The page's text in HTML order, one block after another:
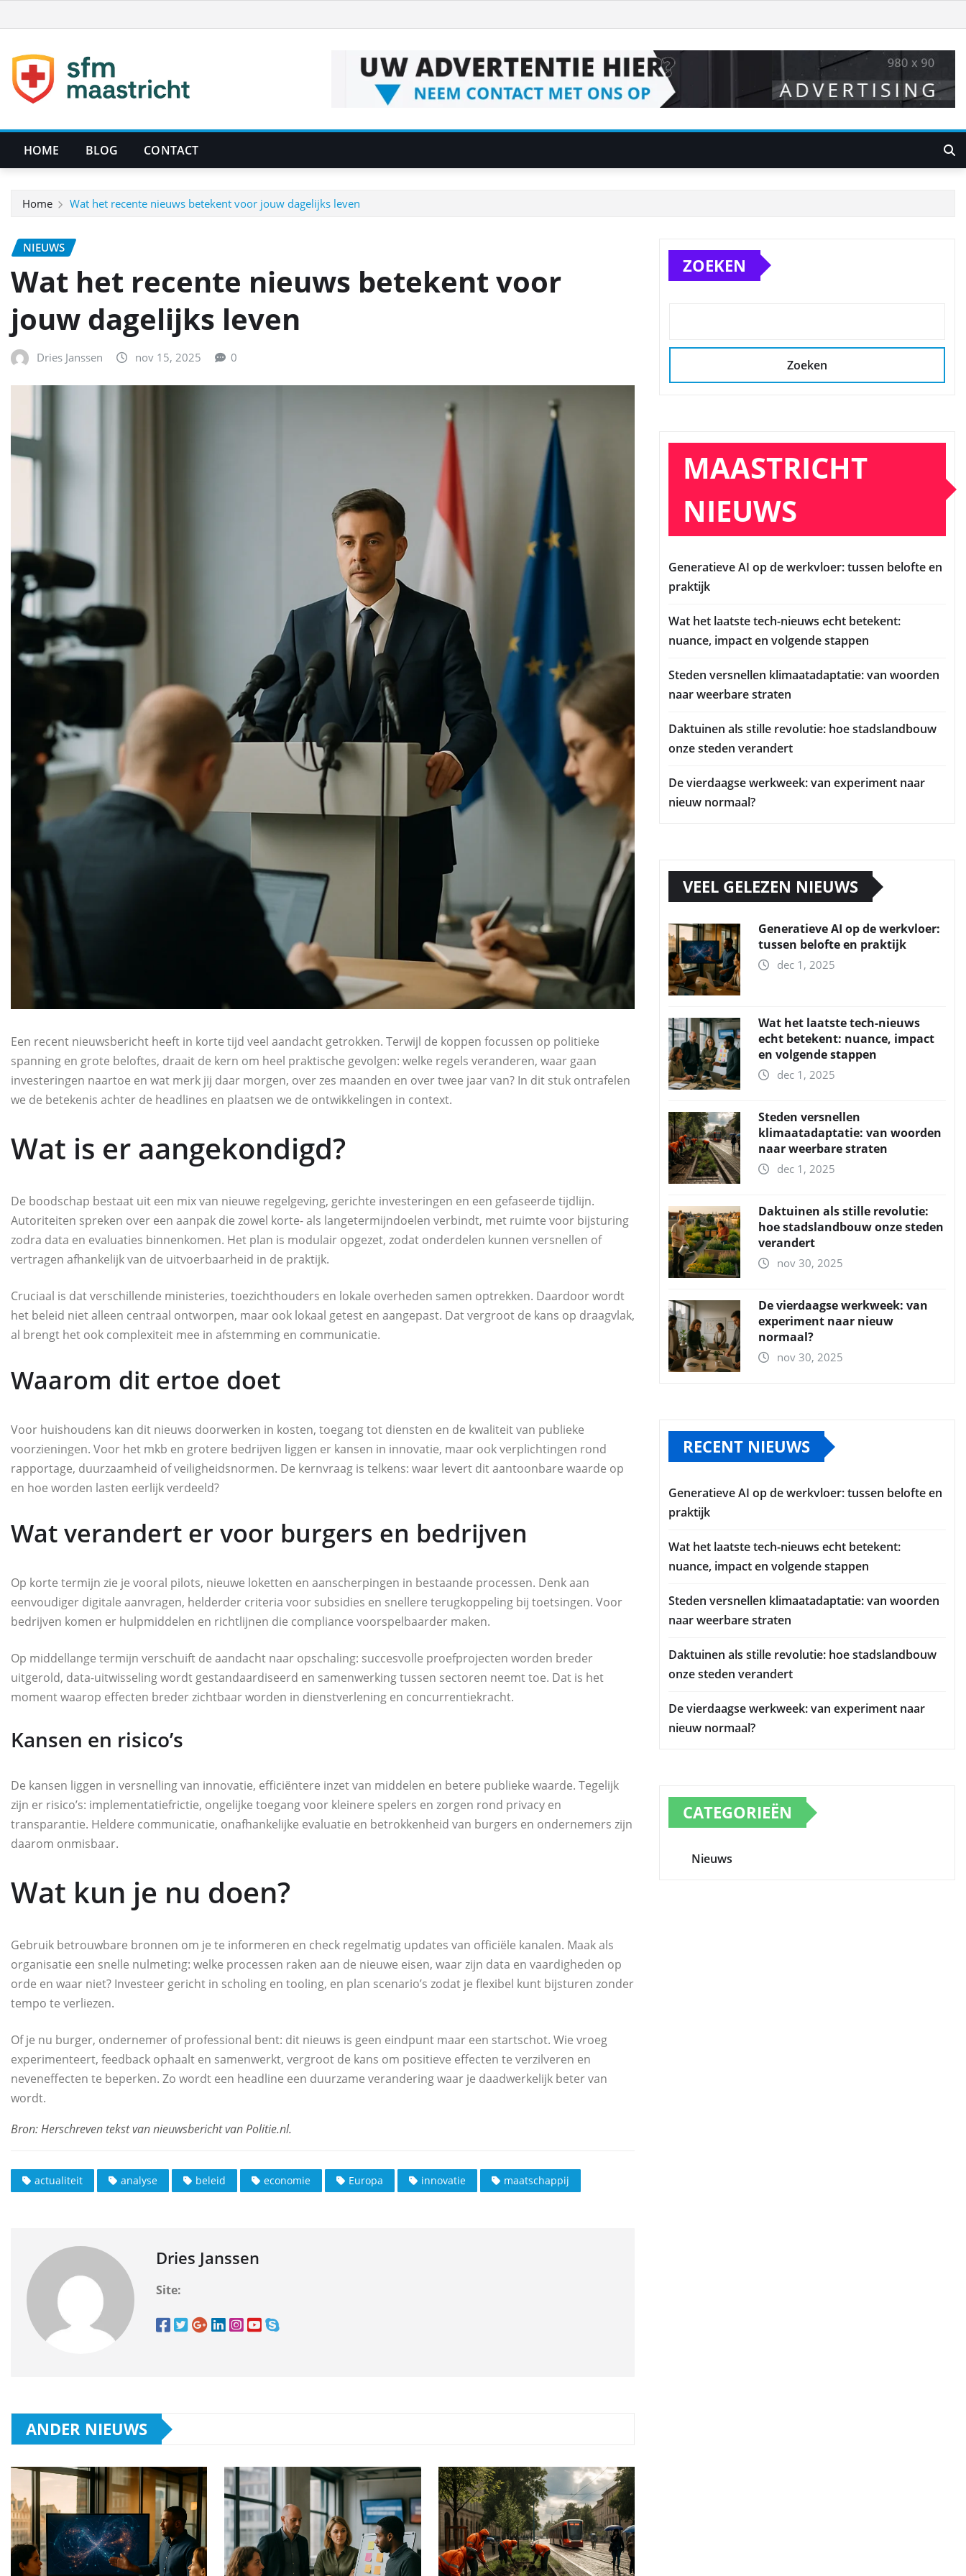
naar
inhoud
HOME BLOG CONTACT
Home Wat het recente nieuws betekent voor jouw dagelijks leven
NIEUWS
Wat het recente nieuws betekent voor
jouw dagelijks leven
Dries Janssen nov 15, 2025 0
Een recent nieuwsbericht heeft in korte tijd veel aandacht getrokken. Terwijl de koppen focussen op politieke
spanning en grote beloftes, draait de kern om heel praktische gevolgen: welke regels veranderen, waar gaan
investeringen naartoe en wat merk jij daar morgen, over zes maanden en over twee jaar van? In dit stuk ontrafelen
we de betekenis achter de headlines en plaatsen we de ontwikkelingen in context.
Wat is er aangekondigd?
De boodschap bestaat uit een mix van nieuwe regelgeving, gerichte investeringen en een gefaseerde tijdlijn.
Autoriteiten spreken over een aanpak die zowel korte- als langetermijndoelen verbindt, met ruimte voor bijsturing
zodra data en evaluaties binnenkomen. Het plan is modulair opgezet, zodat onderdelen kunnen versnellen of
vertragen afhankelijk van de uitvoerbaarheid in de praktijk.
Cruciaal is dat verschillende ministeries, toezichthouders en lokale overheden samen optrekken. Daardoor wordt
het beleid niet alleen centraal ontworpen, maar ook lokaal getest en aangepast. Dat vergroot de kans op draagvlak,
al brengt het ook complexiteit mee in afstemming en communicatie.
Waarom dit ertoe doet
Voor huishoudens kan dit nieuws doorwerken in kosten, toegang tot diensten en de kwaliteit van publieke
voorzieningen. Voor het mkb en grotere bedrijven liggen er kansen in innovatie, maar ook verplichtingen rond
rapportage, duurzaamheid of veiligheidsnormen. De kernvraag is telkens: waar levert dit aantoonbare waarde op
en hoe worden lasten eerlijk verdeeld?
Wat verandert er voor burgers en bedrijven
Op korte termijn zie je vooral pilots, nieuwe loketten en aanscherpingen in bestaande processen. Denk aan
eenvoudiger digitale aanvragen, helderder criteria voor subsidies en snellere terugkoppeling bij toetsingen. Voor
bedrijven komen er hulpmiddelen en richtlijnen die compliance voorspelbaarder maken.
Op middellange termijn verschuift de aandacht naar opschaling: succesvolle proefprojecten worden breder
uitgerold, data-uitwisseling wordt gestandaardiseerd en samenwerking tussen sectoren neemt toe. Dat is het
moment waarop effecten breder zichtbaar worden in dienstverlening en concurrentiekracht.
Kansen en risico’s
De kansen liggen in versnelling van innovatie, efficiëntere inzet van middelen en betere publieke waarde. Tegelijk
zijn er risico’s: implementatiefrictie, ongelijke toegang voor kleinere spelers en zorgen rond privacy en
transparantie. Heldere communicatie, onafhankelijke evaluatie en betrokkenheid van burgers en ondernemers zijn
daarom onmisbaar.
Wat kun je nu doen?
Gebruik betrouwbare bronnen om je te informeren en check regelmatig updates van officiële kanalen. Maak als
organisatie een snelle nulmeting: welke processen raken aan de nieuwe eisen, waar zijn data en vaardigheden op
orde en waar niet? Investeer gericht in scholing en tooling, en plan scenario’s zodat je flexibel kunt bijsturen zonder
tempo te verliezen.
Of je nu burger, ondernemer of professional bent: dit nieuws is geen eindpunt maar een startschot. Wie vroeg
experimenteert, feedback ophaalt en samenwerkt, vergroot de kans om positieve effecten te verzilveren en
neveneffecten te beperken. Zo wordt een headline een duurzame verandering waar je daadwerkelijk beter van
wordt.
actualiteit analyse beleid economie Europa innovatie maatschappij
Dries Janssen
Site:
ANDER NIEUWS
ZOEKEN
Zoeken
MAASTRICHT
NIEUWS
Generatieve AI op de werkvloer: tussen belofte en
praktijk
Wat het laatste tech-nieuws echt betekent:
nuance, impact en volgende stappen
Steden versnellen klimaatadaptatie: van woorden
naar weerbare straten
Daktuinen als stille revolutie: hoe stadslandbouw
onze steden verandert
De vierdaagse werkweek: van experiment naar
nieuw normaal?
VEEL GELEZEN NIEUWS
Generatieve AI op de werkvloer:
tussen belofte en praktijk
dec 1, 2025
Wat het laatste tech-nieuws
echt betekent: nuance, impact
en volgende stappen
dec 1, 2025
Steden versnellen
klimaatadaptatie: van woorden
naar weerbare straten
dec 1, 2025
Daktuinen als stille revolutie:
hoe stadslandbouw onze steden
verandert
nov 30, 2025
De vierdaagse werkweek: van
experiment naar nieuw
normaal?
nov 30, 2025
RECENT NIEUWS
Generatieve AI op de werkvloer: tussen belofte en
praktijk
Wat het laatste tech-nieuws echt betekent:
nuance, impact en volgende stappen
Steden versnellen klimaatadaptatie: van woorden
naar weerbare straten
Daktuinen als stille revolutie: hoe stadslandbouw
onze steden verandert
De vierdaagse werkweek: van experiment naar
nieuw normaal?
CATEGORIEËN
Nieuws